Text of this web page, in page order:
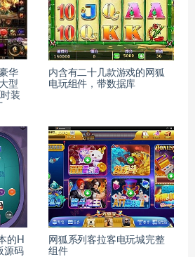
华
型
装
内含有二十几款游戏的网狐
电玩组件，带数据库
的H
源码
网狐系列客拉客电玩城完整
组件